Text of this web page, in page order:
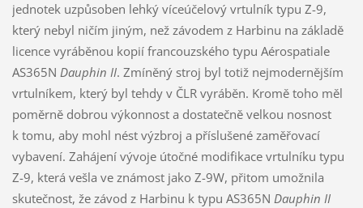
jednotek uzpůsoben lehký víceúčelový vrtulník typu Z-9,
který nebyl ničím jiným, než závodem z Harbinu na základě
licence vyráběnou kopií francouzského typu Aérospatiale
AS365N Dauphin II. Zmíněný stroj byl totiž nejmodernějším
vrtulníkem, který byl tehdy v ČLR vyráběn. Kromě toho měl
poměrně dobrou výkonnost a dostatečně velkou nosnost
k tomu, aby mohl nést výzbroj a příslušené zaměřovací
vybavení. Zahájení vývoje útočné modifikace vrtulníku typu
Z-9, která vešla ve známost jako Z-9W, přitom umožnila
skutečnost, že závod z Harbinu k typu AS365N Dauphin II